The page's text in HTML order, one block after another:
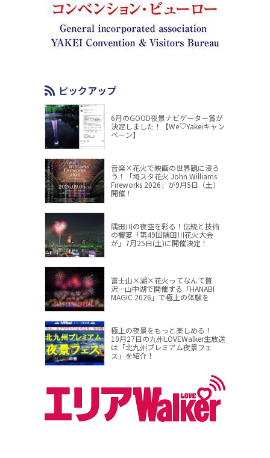
ピックアップ
6月のGOOD夜景ナビゲーター賞が
決定しました！【We♡Yakeiキャン
ペーン】
音楽×花火で映画の世界観に浸ろ
う！「埼スタ花火 John Williams
Fireworks 2026」が9月5日（土）
開催！
隅田川の夜空を彩る！伝統と技術
の饗宴「第49回隅田川花火大会
が」7月25日(土)に開催決定！
富士山×湖×花火ってなんて贅
沢…山中湖で開催する「HANABI
MAGIC 2026」で極上の体験を
極上の夜景をもっと楽しめる！
10月27日の九州LOVEWalker生放送
は「北九州プレミアム夜景フェ
ス」を紹介！